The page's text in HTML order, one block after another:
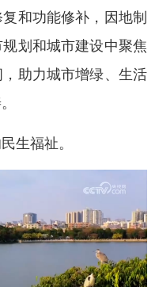
和功能修补，因地制
划和城市建设中聚焦
助力城市增绿、生活
生福祉。